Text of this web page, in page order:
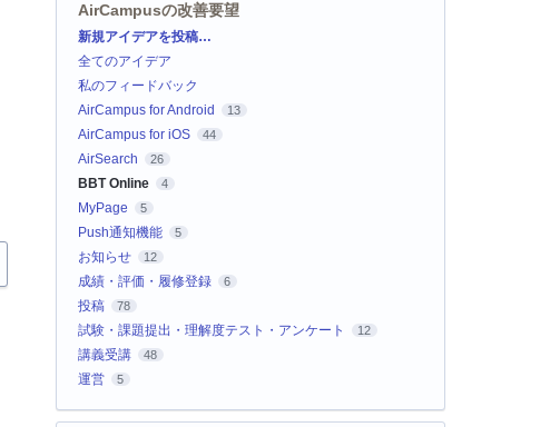
AirCampusの改善要望
カ
ゴ
リ
新規アイデアを投稿…
全てのアイデア
私のフィードバック
AirCampus for Android
13
AirCampus for iOS 44
AirSearch 26
BBT Online 4
MyPage 5
Push通知機能 5
お知らせ 12
成績・評価・履修登録 6
投稿 78
試験・課題提出・理解度テスト・アンケート 12
講義受講 48
運営 5